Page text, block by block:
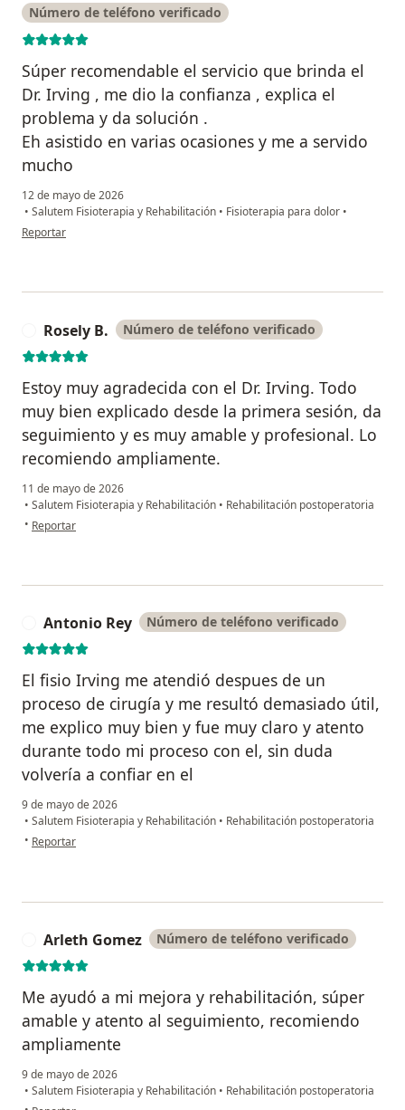
Número de teléfono verificado
Súper recomendable el servicio que brinda el
Dr. Irving , me dio la confianza , explica el
problema y da solución .
Eh asistido en varias ocasiones y me a servido
mucho
12 de mayo de 2026
• Salutem Fisioterapia y Rehabilitación • Fisioterapia para dolor •
en opinión del usuario Reyna Hernández
Reportar
Rosely B. Número de teléfono verificado
Estoy muy agradecida con el Dr. Irving. Todo
muy bien explicado desde la primera sesión, da
seguimiento y es muy amable y profesional. Lo
recomiendo ampliamente.
11 de mayo de 2026
• Salutem Fisioterapia y Rehabilitación • Rehabilitación postoperatoria
• en opinión del usuario Rosely B.
Reportar
Antonio Rey Número de teléfono verificado
El fisio Irving me atendió despues de un
proceso de cirugía y me resultó demasiado útil,
me explico muy bien y fue muy claro y atento
durante todo mi proceso con el, sin duda
volvería a confiar en el
9 de mayo de 2026
• Salutem Fisioterapia y Rehabilitación • Rehabilitación postoperatoria
• en opinión del usuario Antonio Rey
Reportar
Arleth Gomez Número de teléfono verificado
Me ayudó a mi mejora y rehabilitación, súper
amable y atento al seguimiento, recomiendo
ampliamente
9 de mayo de 2026
• Salutem Fisioterapia y Rehabilitación • Rehabilitación postoperatoria
en opinión del usuario Arleth Gomez